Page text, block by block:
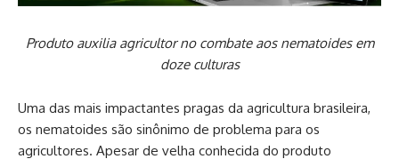
Produto auxilia agricultor no combate aos nematoides em
doze culturas
Uma das mais impactantes pragas da agricultura brasileira,
os nematoides são sinônimo de problema para os
agricultores. Apesar de velha conhecida do produto